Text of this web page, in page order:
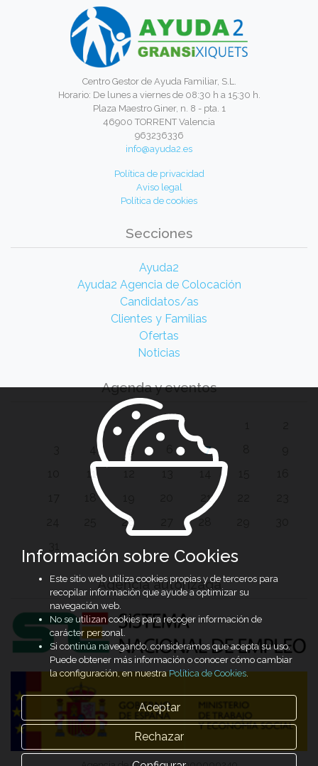
Centro Gestor de Ayuda Familiar, S.L.
Horario: De lunes a viernes de 08:30 h a 15:30 h.
Plaza Maestro Giner, n. 8 - pta. 1
46900 TORRENT Valencia
963236336
info@ayuda2.es
Política de privacidad
Aviso legal
Política de cookies
Secciones
Ayuda2
Ayuda2 Agencia de Colocación
Candidatos/as
Clientes y Familias
Ofertas
Noticias
Agenda y eventos
5 7
11
21
26 28
Agencia autorizada
Información sobre Cookies
Este sitio web utiliza cookies propias y de terceros para
recopilar información que ayude a optimizar su
navegación web.
No se utilizan cookies para recoger información de
carácter personal.
Si continúa navegando, consideramos que acepta su uso.
Puede obtener más información o conocer cómo cambiar
la configuración, en nuestraPolítica de Cookies.
Aceptar
Rechazar